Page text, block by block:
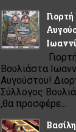
Βουλιάστα
Αυγούστου!
Σύλλογος
,θα προσφέρε...